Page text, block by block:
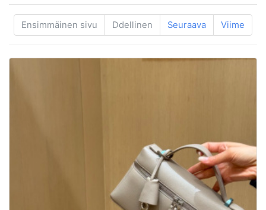
Ensimmäinen sivu Ddellinen Seuraava Viime